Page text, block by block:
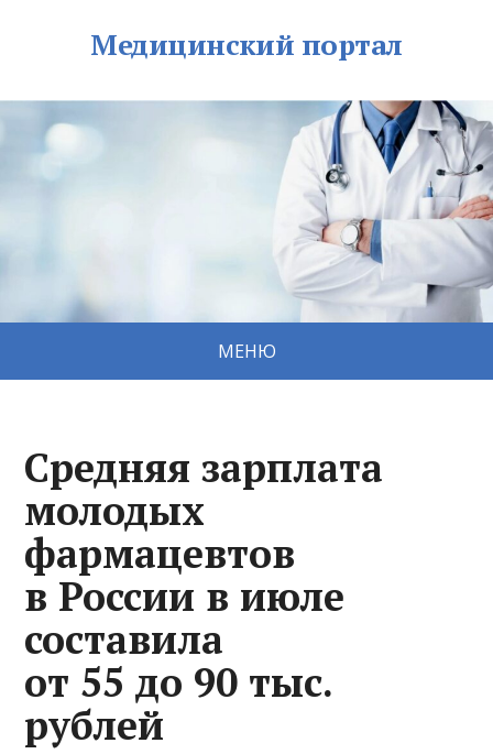
Медицинский портал
МЕНЮ
Средняя зарплата
молодых
фармацевтов
в России в июле
составила
от 55 до 90 тыс.
рублей